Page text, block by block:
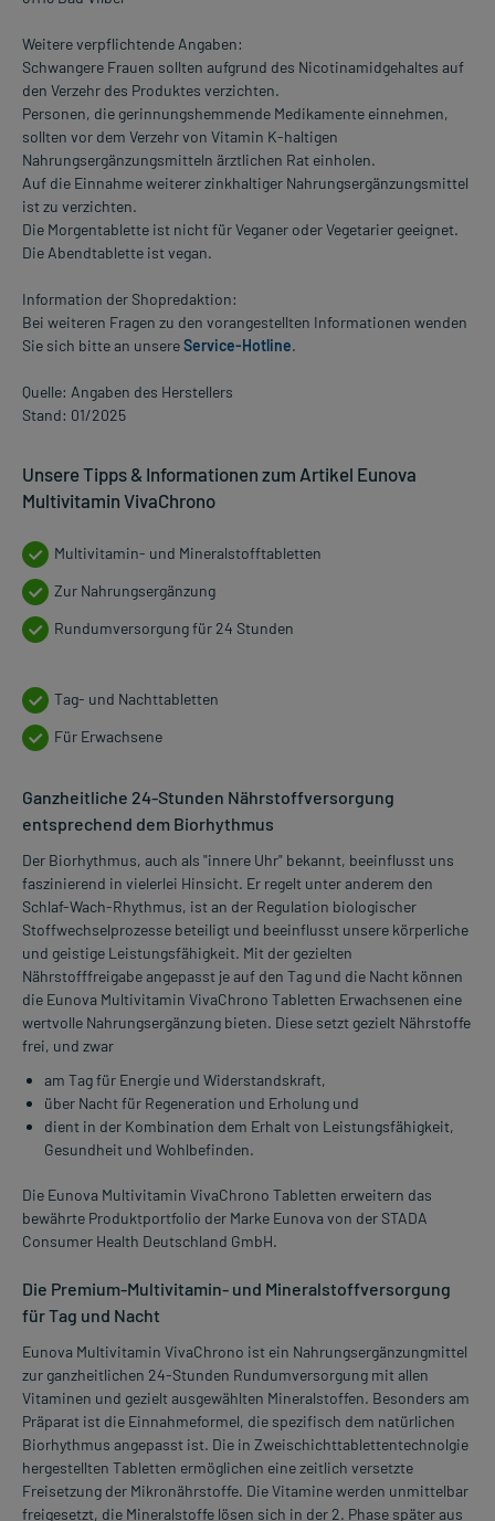
Weitere verpflichtende Angaben:
Schwangere Frauen sollten aufgrund des Nicotinamidgehaltes auf
den Verzehr des Produktes verzichten.
Personen, die gerinnungshemmende Medikamente einnehmen,
sollten vor dem Verzehr von Vitamin K-haltigen
Nahrungsergänzungsmitteln ärztlichen Rat einholen.
Auf die Einnahme weiterer zinkhaltiger Nahrungsergänzungsmittel
ist zu verzichten.
Die Morgentablette ist nicht für Veganer oder Vegetarier geeignet.
Die Abendtablette ist vegan.
Information der Shopredaktion:
Bei weiteren Fragen zu den vorangestellten Informationen wenden
Sie sich bitte an unsereService-Hotline.
Quelle: Angaben des Herstellers
Stand: 01/2025
Unsere Tipps & Informationen zum Artikel Eunova
Multivitamin VivaChrono
Multivitamin- und Mineralstofftabletten
Zur Nahrungsergänzung
Rundumversorgung für 24 Stunden
Tag- und Nachttabletten
Für Erwachsene
Ganzheitliche 24-Stunden Nährstoffversorgung
entsprechend dem Biorhythmus
Der Biorhythmus, auch als "innere Uhr" bekannt, beeinflusst uns
faszinierend in vielerlei Hinsicht. Er regelt unter anderem den
Schlaf-Wach-Rhythmus, ist an der Regulation biologischer
Stoffwechselprozesse beteiligt und beeinflusst unsere körperliche
und geistige Leistungsfähigkeit. Mit der gezielten
Nährstofffreigabe angepasst je auf den Tag und die Nacht können
die Eunova Multivitamin VivaChrono Tabletten Erwachsenen eine
wertvolle Nahrungsergänzung bieten. Diese setzt gezielt Nährstoffe
frei, und zwar
am Tag für Energie und Widerstandskraft,
über Nacht für Regeneration und Erholung und
dient in der Kombination dem Erhalt von Leistungsfähigkeit,
Gesundheit und Wohlbefinden.
Die Eunova Multivitamin VivaChrono Tabletten erweitern das
bewährte Produktportfolio der Marke Eunova von der STADA
Consumer Health Deutschland GmbH.
Die Premium-Multivitamin- und Mineralstoffversorgung
für Tag und Nacht
Eunova Multivitamin VivaChrono ist ein Nahrungsergänzungmittel
zur ganzheitlichen 24-Stunden Rundumversorgung mit allen
Vitaminen und gezielt ausgewählten Mineralstoffen. Besonders am
Präparat ist die Einnahmeformel, die spezifisch dem natürlichen
Biorhythmus angepasst ist. Die in Zweischichttablettentechnolgie
hergestellten Tabletten ermöglichen eine zeitlich versetzte
Freisetzung der Mikronährstoffe. Die Vitamine werden unmittelbar
freigesetzt, die Mineralstoffe lösen sich in der 2. Phase später aus